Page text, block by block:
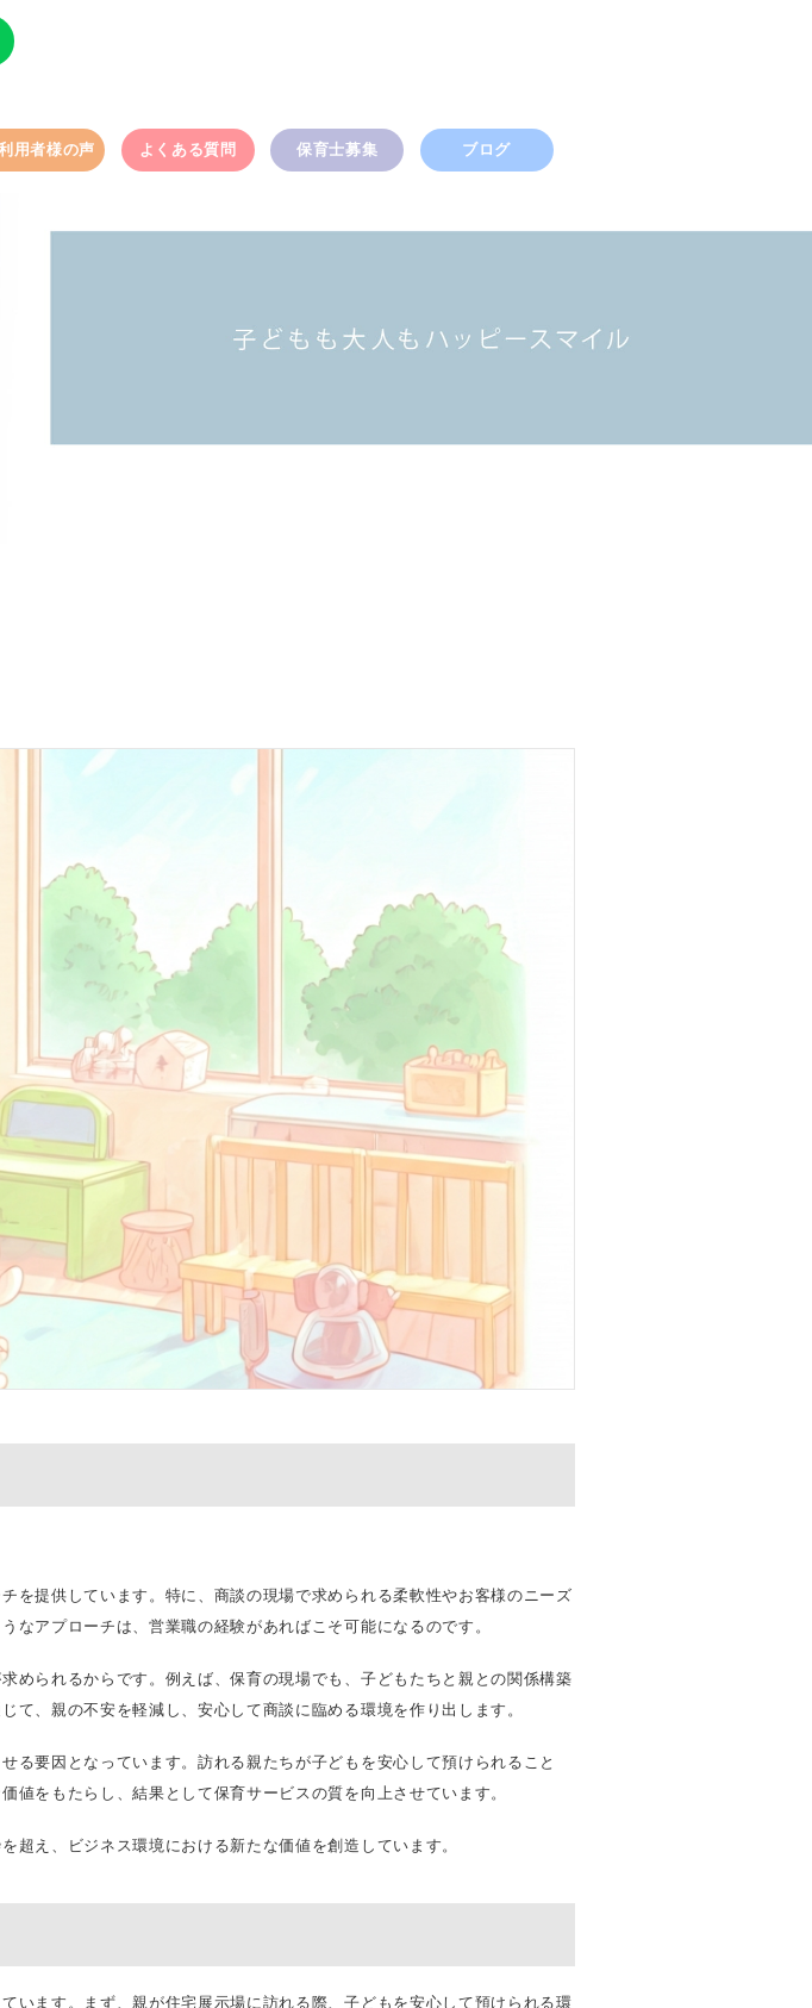
用者様の声 よくある質問 保育士募集 ブログ
を提供しています。特に、商談の現場で求められる柔軟性やお客様のニーズ
なアプローチは、営業職の経験があればこそ可能になるのです。
められるからです。例えば、保育の現場でも、子どもたちと親との関係構築
、親の不安を軽減し、安心して商談に臨める環境を作り出します。
る要因となっています。訪れる親たちが子どもを安心して預けられること
をもたらし、結果として保育サービスの質を向上させています。
超え、ビジネス環境における新たな価値を創造しています。
います。まず、親が住宅展示場に訪れる際、子どもを安心して預けられる環